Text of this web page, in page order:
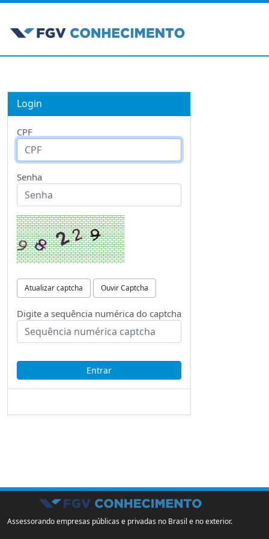
Login
CPF
Senha
Atualizar captcha Ouvir Captcha
Digite a sequência numérica do captcha
Assessorando empresas públicas e privadas no Brasil e no exterior.